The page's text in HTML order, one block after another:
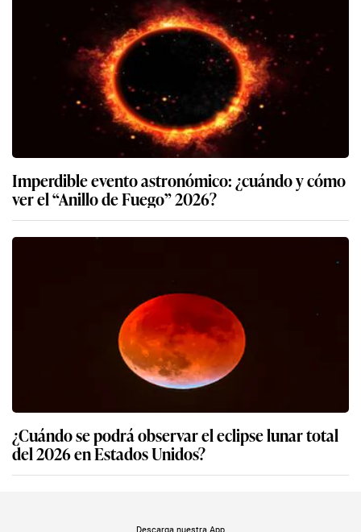
Imperdible evento astronómico: ¿cuándo y cómo
ver el “Anillo de Fuego” 2026?
¿Cuándo se podrá observar el eclipse lunar total
del 2026 en Estados Unidos?